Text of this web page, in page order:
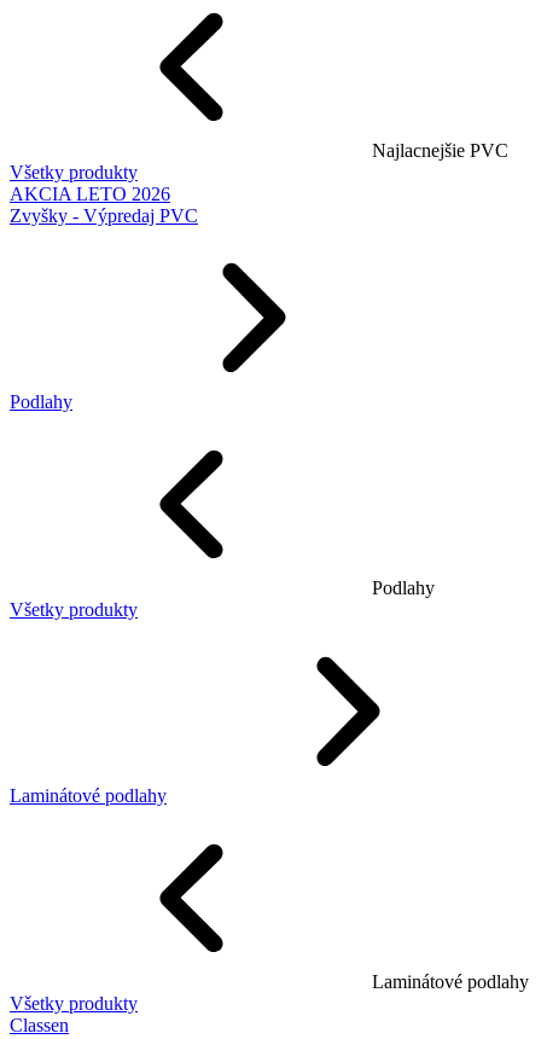
Najlacnejšie PVC
Všetky produkty
AKCIA LETO 2026
Zvyšky - Výpredaj PVC
Podlahy
Podlahy
Všetky produkty
Laminátové podlahy
Laminátové podlahy
Všetky produkty
Classen